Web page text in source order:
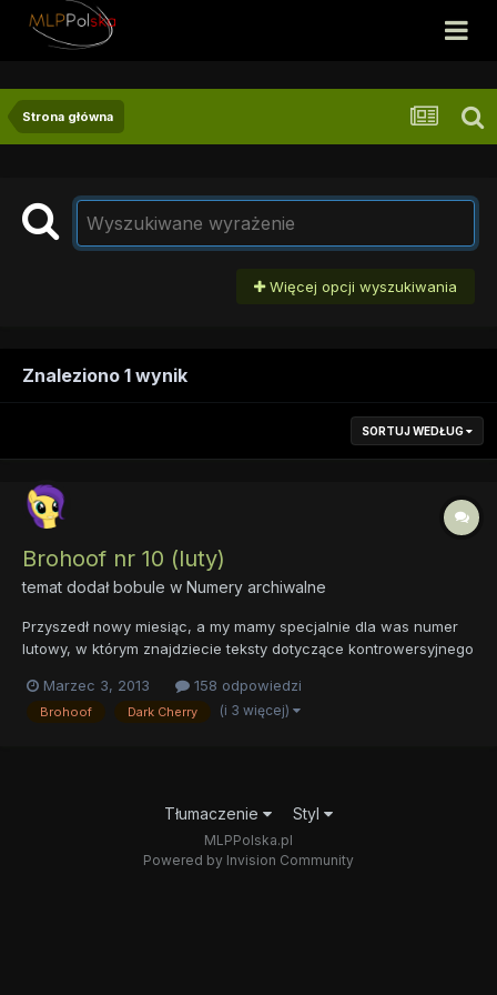
Strona główna
Więcej opcji wyszukiwania
Znaleziono 1 wynik
SORTUJ WEDŁUG
Brohoof nr 10 (luty)
temat dodałbobule w Numery archiwalne
Przyszedł nowy miesiąc, a my mamy specjalnie dla was numer
lutowy, w którym znajdziecie teksty dotyczące kontrowersyjnego
podsumowania sezonu, który jest teraz dla nas tylko historią.
Poza tym wywiad z Dark Cherry na temat szycia pluszaków,
Marzec 3, 2013 158 odpowiedzi
Brohoof Dark Cherry (i 3 więcej)
Tłumaczenie Styl
MLPPolska.pl
Powered by Invision Community